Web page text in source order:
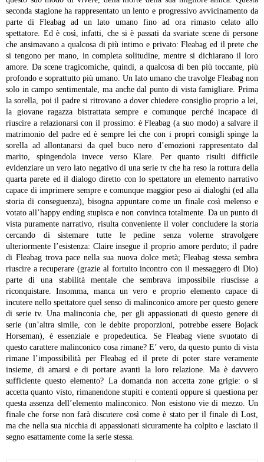
seconda stagione ha rappresentato un lento e progressivo avvicinamento da
parte di Fleabag ad un lato umano fino ad ora rimasto celato allo
spettatore. Ed è così, infatti, che si è passati da svariate scene di persone
che ansimavano a qualcosa di più intimo e privato: Fleabag ed il prete che
si tengono per mano, in completa solitudine, mentre si dichiarano il loro
amore. Da scene tragicomiche, quindi, a qualcosa di ben più toccante, più
profondo e soprattutto più umano. Un lato umano che travolge Fleabag non
solo in campo sentimentale, ma anche dal punto di vista famigliare. Prima
la sorella, poi il padre si ritrovano a dover chiedere consiglio proprio a lei,
la giovane ragazza bistrattata sempre e comunque perché incapace di
riuscire a relazionarsi con il prossimo: è Fleabag (a suo modo) a salvare il
matrimonio del padre ed è sempre lei che con i propri consigli spinge la
sorella ad allontanarsi da quel buco nero d’emozioni rappresentato dal
marito, spingendola invece verso Klare.
Per quanto risulti difficile
evidenziare un vero lato negativo di una serie tv che ha reso la rottura della
quarta parete ed il dialogo diretto con lo spettatore un elemento narrativo
capace di imprimere sempre e comunque maggior peso ai dialoghi (ed alla
storia di conseguenza), bisogna appuntare come un finale così melenso e
votato all’happy ending stupisca e non convinca totalmente. Da un punto di
vista puramente narrativo, risulta conveniente il voler concludere la storia
cercando di sistemare tutte le pedine senza volerne stravolgere
ulteriormente l’esistenza: Claire insegue il proprio amore perduto; il padre
di Fleabag trova pace nella sua nuova dolce metà; Fleabag stessa sembra
riuscire a recuperare (grazie al fortuito incontro con il messaggero di Dio)
parte di una stabilità mentale che sembrava impossibile riuscisse a
riconquistare.
Insomma, manca un vero e proprio elemento capace di
incutere nello spettatore quel senso di malinconico amore per questo genere
di serie tv. Una malinconia che, per gli appassionati di questo genere di
serie (un’altra simile, con le debite proporzioni, potrebbe essere Bojack
Horseman), è essenziale e propedeutica.
Se Fleabag viene svuotato di
questo carattere malinconico cosa rimane?E’ vero, da questo punto di vista
rimane l’impossibilità per Fleabag ed il prete di poter stare veramente
insieme, di amarsi e di portare avanti la loro relazione. Ma è davvero
sufficiente questo elemento? La domanda non accetta zone grigie: o si
accetta quanto visto, rimanendone stupiti e contenti oppure si questiona per
questa assenza dell’elemento malinconico. Non esistono vie di mezzo. Un
finale che forse non farà discutere così come è stato per il finale di Lost,
ma che nella sua nicchia di appassionati sicuramente ha colpito e lasciato il
segno esattamente come la serie stessa.